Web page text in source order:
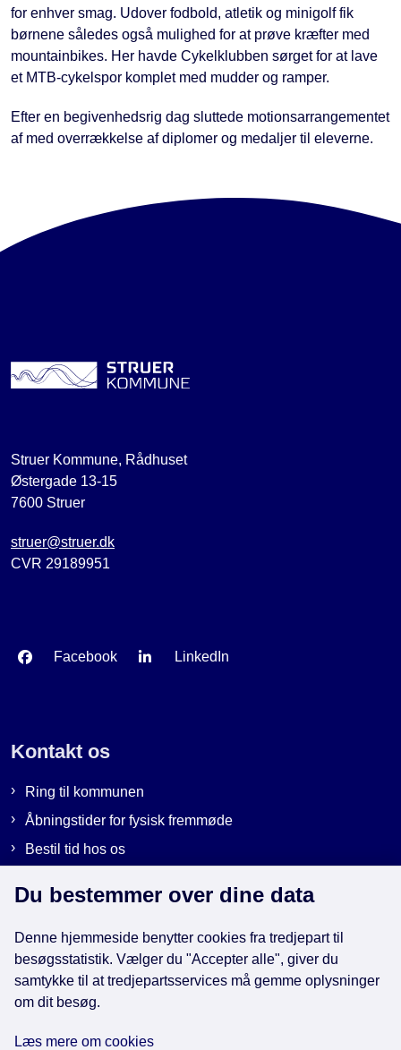
for enhver smag. Udover fodbold, atletik og minigolf fik
børnene således også mulighed for at prøve kræfter med
mountainbikes. Her havde Cykelklubben sørget for at lave
et MTB-cykelspor komplet med mudder og ramper.
Efter en begivenhedsrig dag sluttede motionsarrangementet
af med overrækkelse af diplomer og medaljer til eleverne.
Struer Kommune, Rådhuset
Østergade 13-15
7600 Struer
struer@struer.dk
CVR 29189951
Facebook LinkedIn
Kontakt os
Ring til kommunen
Åbningstider for fysisk fremmøde
Bestil tid hos os
Genveje
EAN-numre i kommunen
Du bestemmer over dine data
Denne hjemmeside benytter cookies fra tredjepart til
besøgsstatistik. Vælger du "Accepter alle", giver du
samtykke til at tredjepartsservices må gemme oplysninger
om dit besøg.
Læs mere om cookies